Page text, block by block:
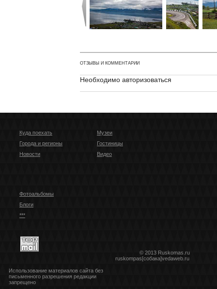
ОТЗЫВЫ И КОММЕНТАРИИ
Необходимо авторизоваться
Куда поехать
Города и регионы
Новости
Музеи
Гостиницы
Видео
Фотоальбомы
Блоги
***
© 2013 Ruskomas.ru
ruskompas[собака]vedaweb.ru
Использование материалов сайта без
письменного разрешения редакции
запрещено